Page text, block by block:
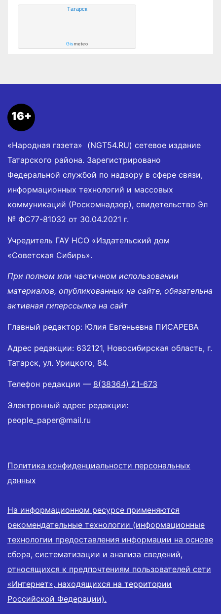
Татарск
Gismeteo
16+
«Народная газета» (NGT54.RU) сетевое издание
Татарского района. Зарегистрировано
Федеральной службой по надзору в сфере связи,
информационных технологий и массовых
коммуникаций (Роскомнадзор), свидетельство Эл
№ ФС77-81032 от 30.04.2021 г.
Учредитель ГАУ НСО «Издательский дом
«Советская Сибирь».
При полном или частичном использовании
материалов, опубликованных на сайте, обязательна
активная гиперссылка на сайт
Главный редактор: Юлия Евгеньевна ПИСАРЕВА
Адрес редакции: 632121, Новосибирская область, г.
Татарск, ул. Урицкого, 84.
Телефон редакции — 8(38364) 21-673
Электронный адрес редакции:
people_paper@mail.ru
Политика конфиденциальности персональных
данных
На информационном ресурсе применяются
рекомендательные технологии (информационные
технологии предоставления информации на основе
сбора, систематизации и анализа сведений,
относящихся к предпочтениям пользователей сети
«Интернет», находящихся на территории
Российской Федерации).